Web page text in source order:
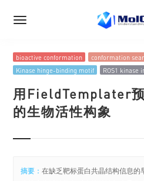
bioactive conformation conformation
Kinase hinge-binding motif
ROS1 kinase
用FieldTemplater预
的生物活性构象
摘要：在缺乏靶标蛋白共晶结构信息